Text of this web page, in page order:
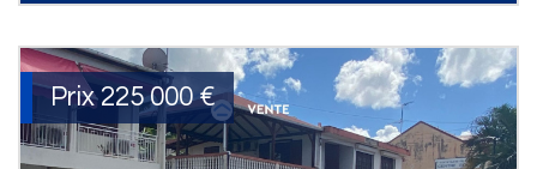
Prix 225 000 €